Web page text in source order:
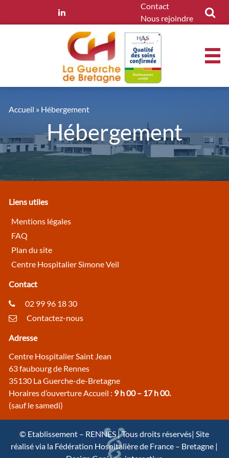
Contact
Nous rejoindre
Hébergement
Accueil » Hébergement
Liens utiles
Mentions légales
FAQ
Plan du site
Centre Hospitalier Simone Veil
Contact
02 99 96 18 30
Contactez-nous
Adresse
Centre Hospitalier Saint Jean
63 faubourg de Rennes
35130 La Guerche-de-Bretagne
Horaires d’ouverture Accueil : 9 h 00 – 17 h 00.
(sauf le samedi)
© Etablissement – RENNES | Tous droits réservés| Site
réalisé via la Fédération Hospitalière de France – Bretagne |